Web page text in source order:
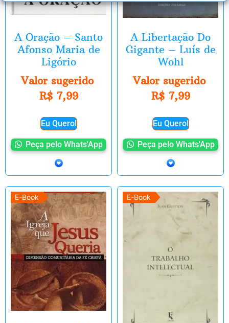
A Oração – Santo
Afonso Maria de
Ligório
Valor sugerido
R$7,99
Eu Quero!
Peça pelo Whats'App
A Libertação Do
Gigante – Luís de
Wohl
Valor sugerido
R$7,99
Eu Quero!
Peça pelo Whats'App
E-Book E-Book